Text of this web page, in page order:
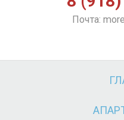
Почта: